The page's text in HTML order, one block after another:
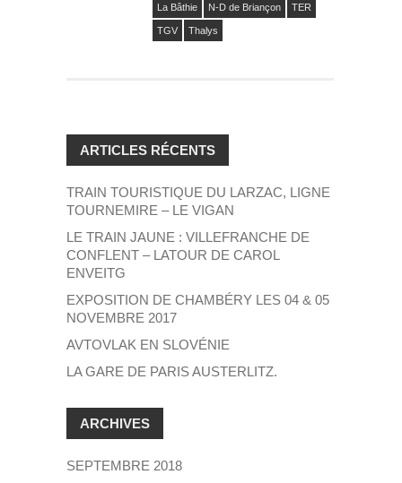
La Bâthie N-D de Briançon TER
TGV Thalys
ARTICLES RÉCENTS
TRAIN TOURISTIQUE DU LARZAC, LIGNE
TOURNEMIRE – LE VIGAN
LE TRAIN JAUNE : VILLEFRANCHE DE
CONFLENT – LATOUR DE CAROL
ENVEITG
EXPOSITION DE CHAMBÉRY LES 04 & 05
NOVEMBRE 2017
AVTOVLAK EN SLOVÉNIE
LA GARE DE PARIS AUSTERLITZ.
ARCHIVES
SEPTEMBRE 2018